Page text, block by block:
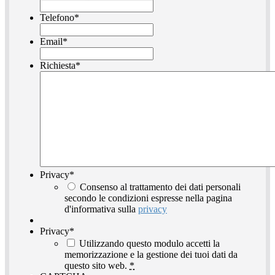
Telefono*
Email*
Richiesta*
Privacy*
Consenso al trattamento dei dati personali
secondo le condizioni espresse nella pagina
d'informativa sulla privacy
Privacy*
Utilizzando questo modulo accetti la
memorizzazione e la gestione dei tuoi dati da
questo sito web. *